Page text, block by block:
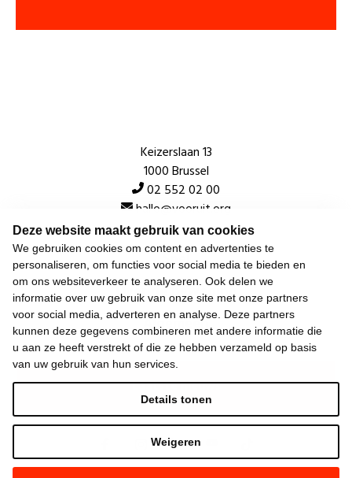
Deze website maakt gebruik van cookies
We gebruiken cookies om content en advertenties te
personaliseren, om functies voor social media te bieden en
om ons websiteverkeer te analyseren. Ook delen we
informatie over uw gebruik van onze site met onze partners
voor social media, adverteren en analyse. Deze partners
kunnen deze gegevens combineren met andere informatie die
u aan ze heeft verstrekt of die ze hebben verzameld op basis
van uw gebruik van hun services.
Weigeren
Details tonen
Keizerslaan 13
1000 Brussel
02 552 02 00
hallo@vooruit.org
Snel
Over de beweging
Algemeen
Laatste nieuws